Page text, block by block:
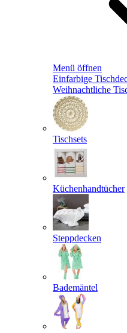
Menü öffnen
Einfarbige
Weihnachtliche
Tischsets
Küchenhandtücher
Steppdecken
Bademäntel